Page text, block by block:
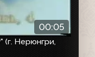
00:05
(г. Нерюнгри,